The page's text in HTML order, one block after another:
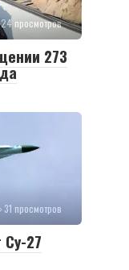
просмотров
273
31 просмотров
27